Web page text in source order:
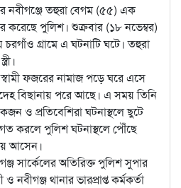
নবীগঞ্জে তহুরা বেগম (৫৫) এক
করেছে পুলিশ। শুক্রবার (১৮ নভেম্বর)
গ্রামে এ ঘটনাটি ঘটে। তহুরা
ফজরের নামাজ পড়ে ঘরে এসে
বিছানায় পরে আছে। এ সময় তিনি
ও প্রতিবেশিরা ঘটনাস্থলে ছুটে
করলে পুলিশ ঘটনাস্থলে পৌঁছে
আসেন।
সার্কেলের অতিরিক্ত পুলিশ সুপার
থানার ভারপ্রাপ্ত কর্মকর্তা